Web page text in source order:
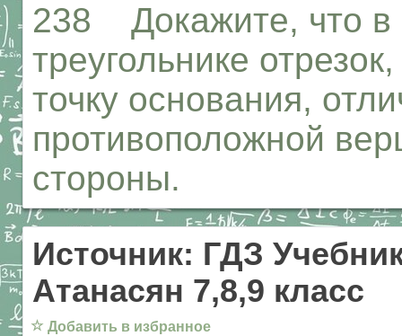
238 Докажите, что в
треугольнике
точку основания,
противоположной
стороны.
Источник: ГДЗ
Атанасян 7,8,9 класс
☆ Добавить в избранное